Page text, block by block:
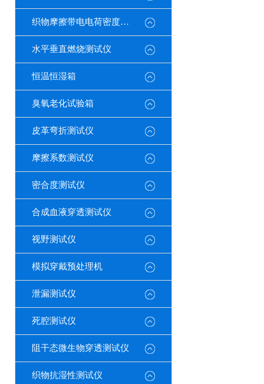
织物摩擦带电电荷密度测试仪
水平垂直燃烧测试仪
恒温恒湿箱
臭氧老化试验箱
皮革弯折测试仪
摩擦系数测试仪
密合度测试仪
合成血液穿透测试仪
视野测试仪
模拟穿戴预处理机
泄漏测试仪
死腔测试仪
阻干态微生物穿透测试仪
织物抗湿性测试仪